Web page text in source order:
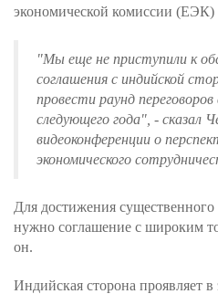
экономической комиссии
"Мы еще не приступили к
соглашения с индийской
провести раунд переговоров
следующего года", - сказал
видеоконференции о
экономического
Для достижения
нужно соглашение с широким
он.
Индийская сторона проявляет